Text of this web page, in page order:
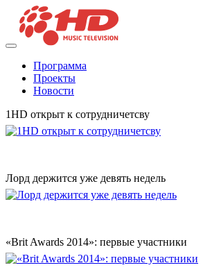
Программа
Проекты
Новости
1HD открыт к сотрудничетсву
Лорд держится уже девять недель
«Brit Awards 2014»: первые участники